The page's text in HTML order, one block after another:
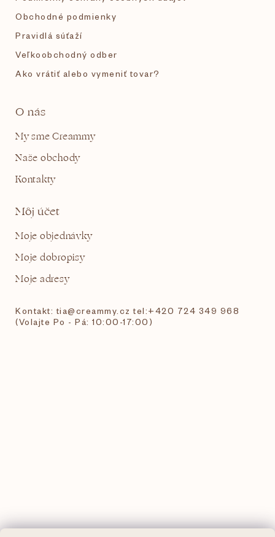
Obchodné podmienky
Pravidlá súťaží
Veľkoobchodný odber
Ako vrátiť alebo vymeniť tovar?
O nás
My sme Creammy
Naše obchody
Kontakty
Môj účet
Moje objednávky
Moje dobropisy
Moje adresy
Kontakt: tia@creammy.cz tel:+420 724 349 968
(Volajte Po - Pá: 10:00-17:00)